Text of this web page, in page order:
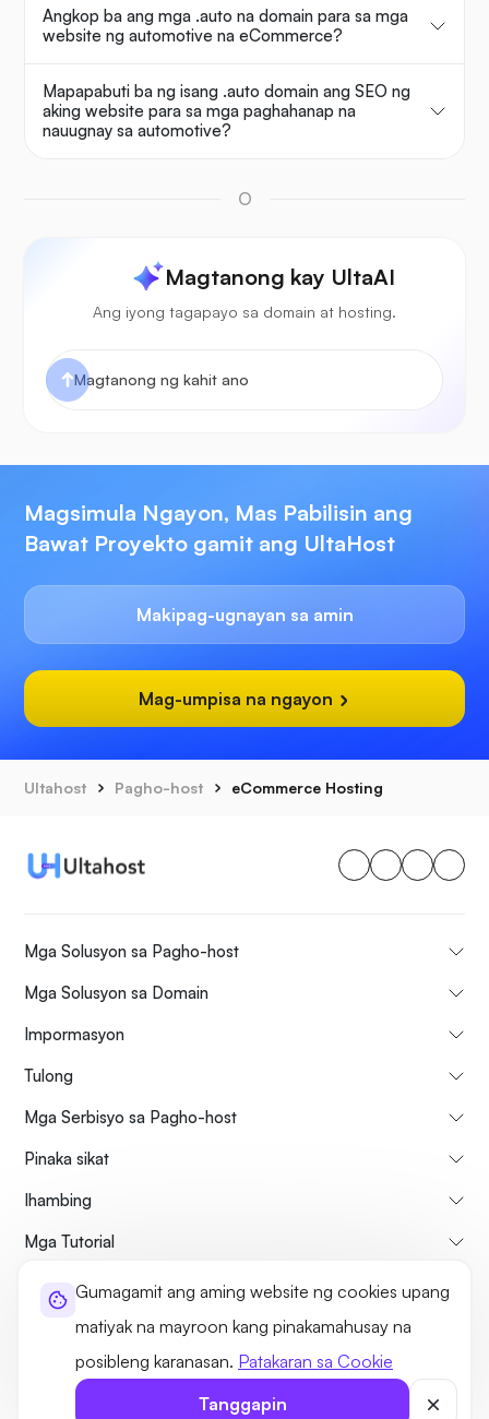
Gumagamit ang aming website ng cookies upang
matiyak na mayroon kang pinakamahusay na
posibleng karanasan. Patakaran sa Cookie
Tanggapin
Angkop ba ang mga .auto na domain para sa mga
website ng automotive na eCommerce?
Mapapabuti ba ng isang .auto domain ang SEO ng
aking website para sa mga paghahanap na
nauugnay sa automotive?
O
Magtanong kay UltaAI
Ang iyong tagapayo sa domain at hosting.
Magsimula Ngayon, Mas Pabilisin ang
Bawat Proyekto gamit ang UltaHost
Makipag-ugnayan sa amin
Mag-umpisa na ngayon
Ultahost Pagho-host eCommerce Hosting
Mga Solusyon sa Pagho-host
Mga Solusyon sa Domain
Impormasyon
Tulong
Mga Serbisyo sa Pagho-host
Pinaka sikat
Ihambing
Mga Tutorial
Tungkol sa atin
Mga Tuntunin at KundisyonPatakaran sa PrivacyLegalSitemap
©2026 UltaHost - Lahat ng karapatan ay nakalaan